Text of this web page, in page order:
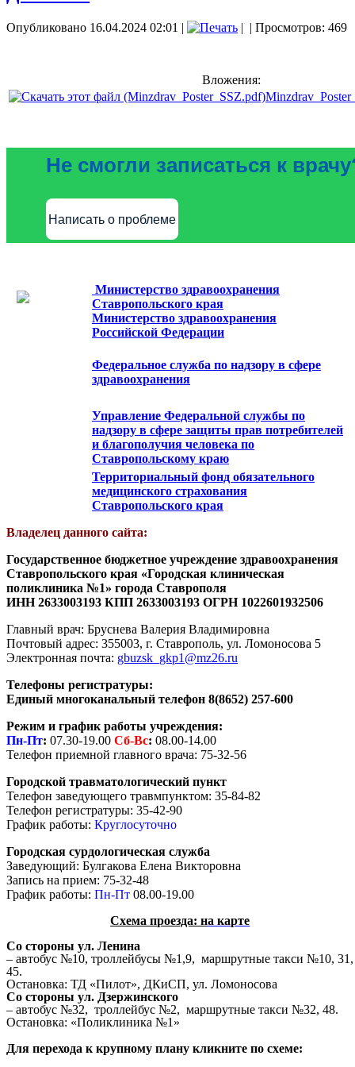
Опубликовано 16.04.2024 02:01 | | | Просмотров: 469
Вложения:
Не смогли записаться к
Написать о проблеме
Министерство здравоохранения
Ставропольского края
Министерство здравоохранения
Российской Федерации
Федеральное служба по надзору в сфере
здравоохранения
Управление Федеральной службы по
надзору в сфере защиты прав потребителей
и благополучия человека по
Ставропольскому краю
Территориальный фонд обязательного
медицинского страхования
Ставропольского края
Владелец данного сайта:
Государственное бюджетное учреждение здравоохранения
Ставропольского края «Городская клиническая
поликлиника №1» города Ставрополя
ИНН 2633003193 КПП 2633003193 ОГРН 1022601932506
Главный врач: Бруснева Валерия Владимировна
Почтовый адрес: 355003, г. Ставрополь, ул. Ломоносова 5
Электронная почта: gbuzsk_gkp1@mz26.ru
Телефоны регистратуры:
Единый многоканальный телефон 8(8652) 257-600
Режим и график работы учреждения:
Пн-Пт: 07.30-19.00 Сб-Вс: 08.00-14.00
Телефон приемной главного врача: 75-32-56
Городской травматологический пункт
Телефон заведующего травмпунктом: 35-84-82
Телефон регистратуры: 35-42-90
График работы: Круглосуточно
Городская сурдологическая служба
Заведующий: Булгакова Елена Викторовна
Запись на прием: 75-32-48
График работы: Пн-Пт 08.00-19.00
Схема проезда: на карте
Со стороны ул. Ленина
– автобус №10, троллейбусы №1,9, маршрутные такси №10, 31,
45.
Остановка: ТД «Пилот», ДКиСП, ул. Ломоносова
Со стороны ул. Дзержинского
– автобус №32, троллейбус №2, маршрутные такси №32, 48.
Остановка: «Поликлиника №1»
Для перехода к крупному плану кликните по схеме: